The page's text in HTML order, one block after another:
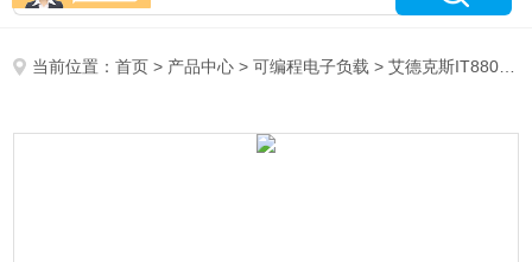
当前位置：首页 > 产品中心 >可编程电子负载 >艾德克斯IT8800大功率回馈